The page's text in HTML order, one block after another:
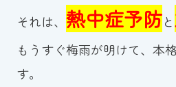
それは、 熱中症予防と
もうすぐ梅雨が明けて、本
す。